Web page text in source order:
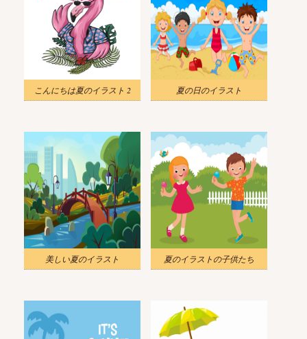
こんにちは夏のイラスト 2 夏の日のイラスト
美しい夏のイラスト 夏のイラストの子供たち